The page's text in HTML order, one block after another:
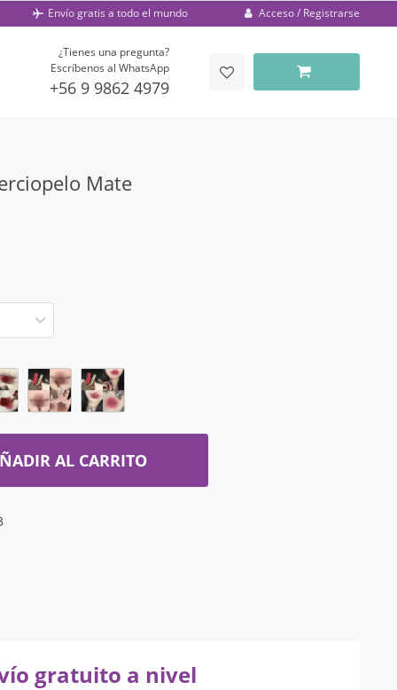
Envío gratis a todo el mundo Acceso / Registrarse
¿Tienes una pregunta?
Escríbenos al WhatsApp
+56 9 9862 4979
Mate
AL CARRITO
gratuito a nivel